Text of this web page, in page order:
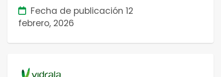
Fecha de publicación12
febrero, 2026